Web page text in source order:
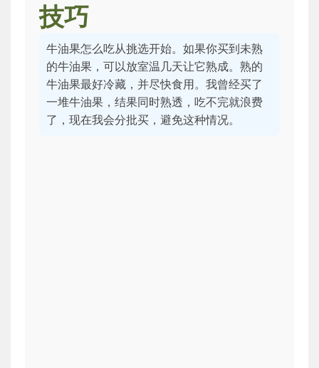
技巧
牛油果怎么吃从挑选开始。如果你买到未熟
的牛油果，可以放室温几天让它熟成。熟的
牛油果最好冷藏，并尽快食用。我曾经买了
一堆牛油果，结果同时熟透，吃不完就浪费
了，现在我会分批买，避免这种情况。